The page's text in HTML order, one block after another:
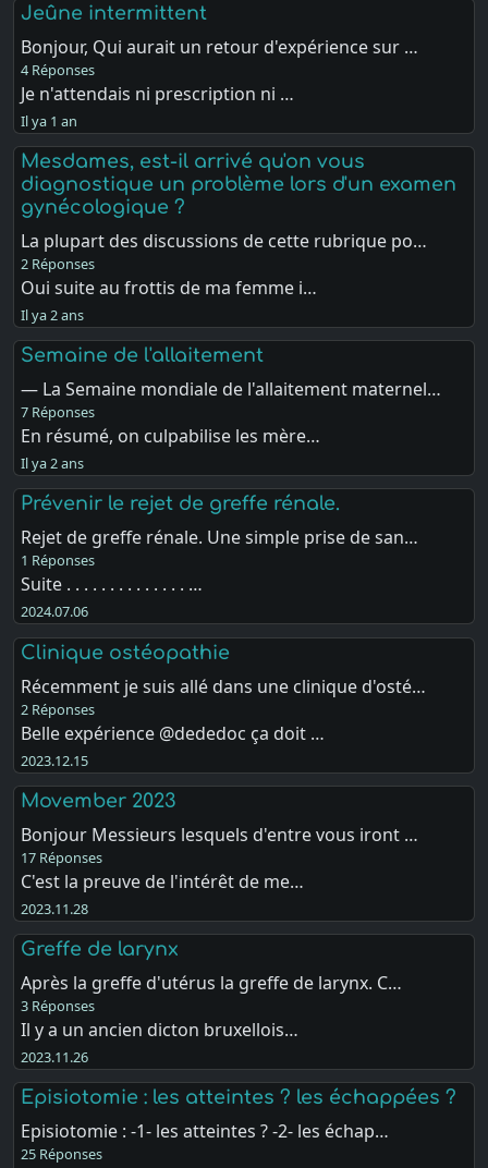
Jeûne intermittent
Bonjour, Qui aurait un retour d'expérience sur …
4 Réponses
Je n'attendais ni prescription ni …
Il ya 1 an
Mesdames, est-il arrivé qu'on vous
diagnostique un problème lors d'un examen
gynécologique ?
La plupart des discussions de cette rubrique po…
2 Réponses
Oui suite au frottis de ma femme i…
Il ya 2 ans
Semaine de l'allaitement
— La Semaine mondiale de l'allaitement maternel…
7 Réponses
En résumé, on culpabilise les mère…
Il ya 2 ans
Prévenir le rejet de greffe rénale.
Rejet de greffe rénale. Une simple prise de san…
1 Réponses
Suite . . . . . . . . . . . . . . …
2024.07.06
Clinique ostéopathie
Récemment je suis allé dans une clinique d'osté…
2 Réponses
Belle expérience @dededoc ça doit …
2023.12.15
Movember 2023
Bonjour Messieurs lesquels d'entre vous iront …
17 Réponses
C'est la preuve de l'intérêt de me…
2023.11.28
Greffe de larynx
Après la greffe d'utérus la greffe de larynx. C…
3 Réponses
Il y a un ancien dicton bruxellois…
2023.11.26
Episiotomie : les atteintes ? les échappées ?
Episiotomie : -1- les atteintes ? -2- les échap…
25 Réponses